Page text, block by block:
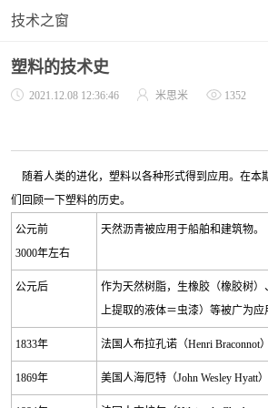
技术之窗
塑料的技术史
2021.12.08 12:36:46 米思米 1352
随着人类的进化，塑料以各种形式得到应用。在本
们回顾一下塑料的历史。
公元前
3000年左右
天然沥青被应用于船舶和建筑物。
公元后
作为天然树脂，生橡胶（橡胶树
上提取的液体＝虫漆）等被广为应
1833年 法国人布拉孔诺（Henri Braconnot
1869年 美国人海厄特（John Wesley Hyatt